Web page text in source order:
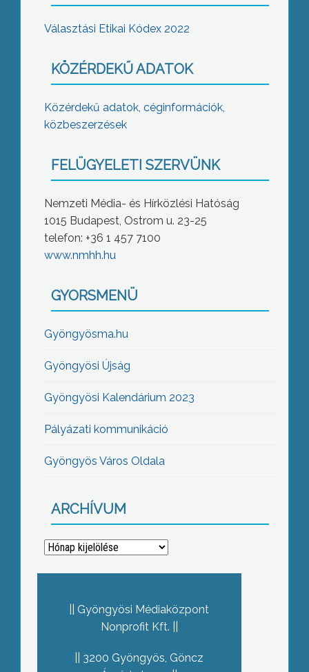
Választási Etikai Kódex 2022
KÖZÉRDEKŰ ADATOK
Közérdekű adatok, céginformációk,
közbeszerzések
FELÜGYELETI SZERVÜNK
Nemzeti Média- és Hírközlési Hatóság
1015 Budapest, Ostrom u. 23-25
telefon: +36 1 457 7100
www.nmhh.hu
GYORSMENÜ
Gyöngyösma.hu
Gyöngyösi Újság
Gyöngyösi Kalendárium 2023
Pályázati kommunikáció
Gyöngyös Város Oldala
ARCHÍVUM
Archívum
Gyöngyösi Médiaközpont
Nonprofit Kft.
3200 Gyöngyös, Göncz